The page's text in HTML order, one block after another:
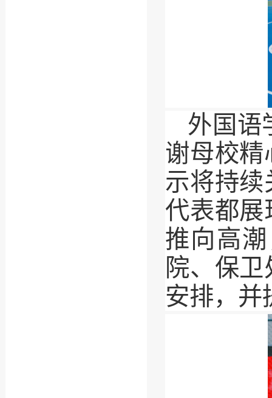
外国语
谢母校
示将持
代表都
推向高
院、保
安排，并